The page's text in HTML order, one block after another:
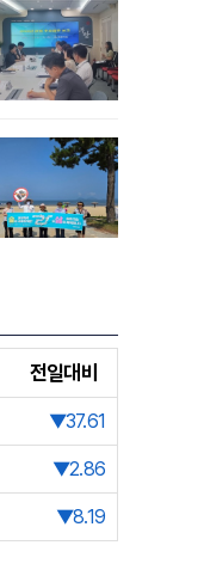
전일대비
▼37.61
▼2.86
▼8.19